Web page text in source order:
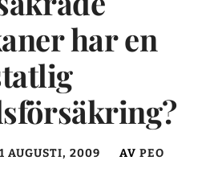
har en
1 AUGUSTI, 2009 AV PEO